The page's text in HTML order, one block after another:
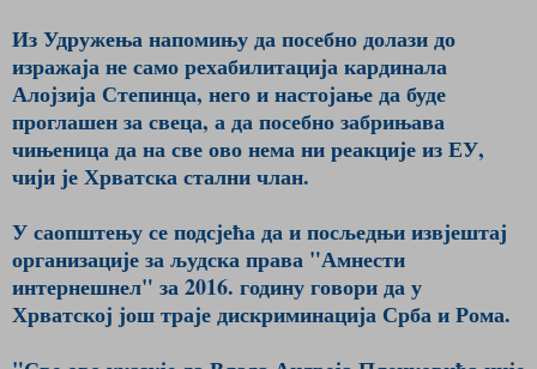
Из Удружења напомињу да посебно долази до
изражаја не само рехабилитација кардинала
Алојзија Степинца, него и настојање да буде
проглашен за свеца, а да посебно забрињава
чињеница да на све ово нема ни реакције из ЕУ,
чији је Хрватска стални члан.
У саопштењу се подсјећа да и посљедњи извјештај
организације за људска права "Амнести
интернешнел" за 2016. годину говори да у
Хрватској још траје дискриминација Срба и Рома.